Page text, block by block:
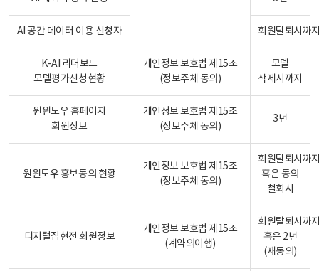
AI 공간 데이터 이용 신청자 회원탈퇴시까
K-AI 리더보드
모델평가신청현황
개인정보 보호법 제15조
(정보주체 동의)
모델
삭제시까지
원윈도우 홈페이지
회원정보
개인정보 보호법 제15조
(정보주체 동의)
3년
원윈도우 홍보동의 현황
개인정보 보호법 제15조
(정보주체 동의)
회원탈퇴시까
혹은 동의
철회시
디지털집현전 회원정보
개인정보 보호법 제15조
(계약의이행)
회원탈퇴시까
혹은 2년
(재동의)